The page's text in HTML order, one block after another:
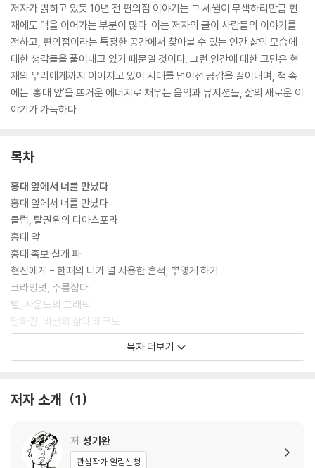
저자가 밝히고 있듯 10년 전 편의점 이야기는 그 세월이 무색하리만큼 현
재에도 맥을 이어가는 부분이 많다. 이는 저자의 글이 사람들의 이야기를
전하고, 편의점이라는 특정한 공간에서 찾아볼 수 있는 인간 삶의 모습에
대한 생각들을 풀어내고 있기 때문일 것이다. 그런 인간에 대한 고민은 현
재의 우리에게까지 이어지고 있어 시대를 넘어선 공감을 끌어내며, 책 속
에는 '홍대 앞'을 뜨거운 에너지로 채우는 음악과 뮤지션들, 삶의 새로운 이
야기가 가득하다.
목차
홍대 앞에서 너를 만났다
홍대 앞에서 너를 만났다
클럽, 탈권위의 디아스포라
홍대 앞
홍대 족보 칠개 파
현진에게 - 한때의 니가 널 사용한 흔적, 뿌옇게 하기
크라잉넛, 주름잡다
별, 사운드의 그래픽
달파란, 비닐의 삶과 테크노
황신혜밴드, 그림자를 발에 꿰매다
데이트리퍼와 트랜지스터헤드, 노이즈의 사색
비보이, 길과 패밀리
서울전자음악단, 자유를 향한 외침
아마추어, 그리고 더 멀리
목차 더보기
저자 소개 1
저 성기완
관심작가 알림신청